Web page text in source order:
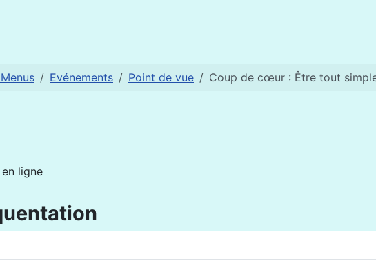
Evénements Point de vue Coup de cœur : Être tout
ligne